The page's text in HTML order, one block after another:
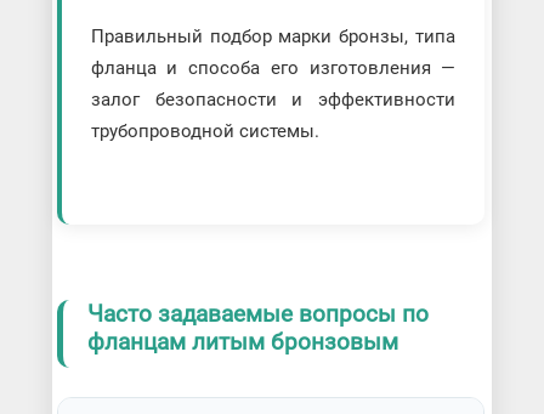
Правильный подбор марки бронзы, типа
фланца и способа его изготовления —
залог безопасности и эффективности
трубопроводной системы.
Часто задаваемые вопросы по
фланцам литым бронзовым